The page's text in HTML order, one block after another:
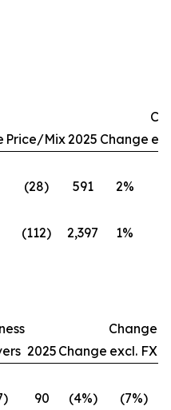
Price/Mix2025 Change
(28) 591 2%
(112) 2,397 1%
2025 Change
Change
excl. FX
90 (4%)
(7%)